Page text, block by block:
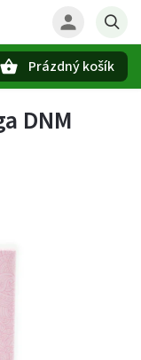
Prázdný košík
DNM